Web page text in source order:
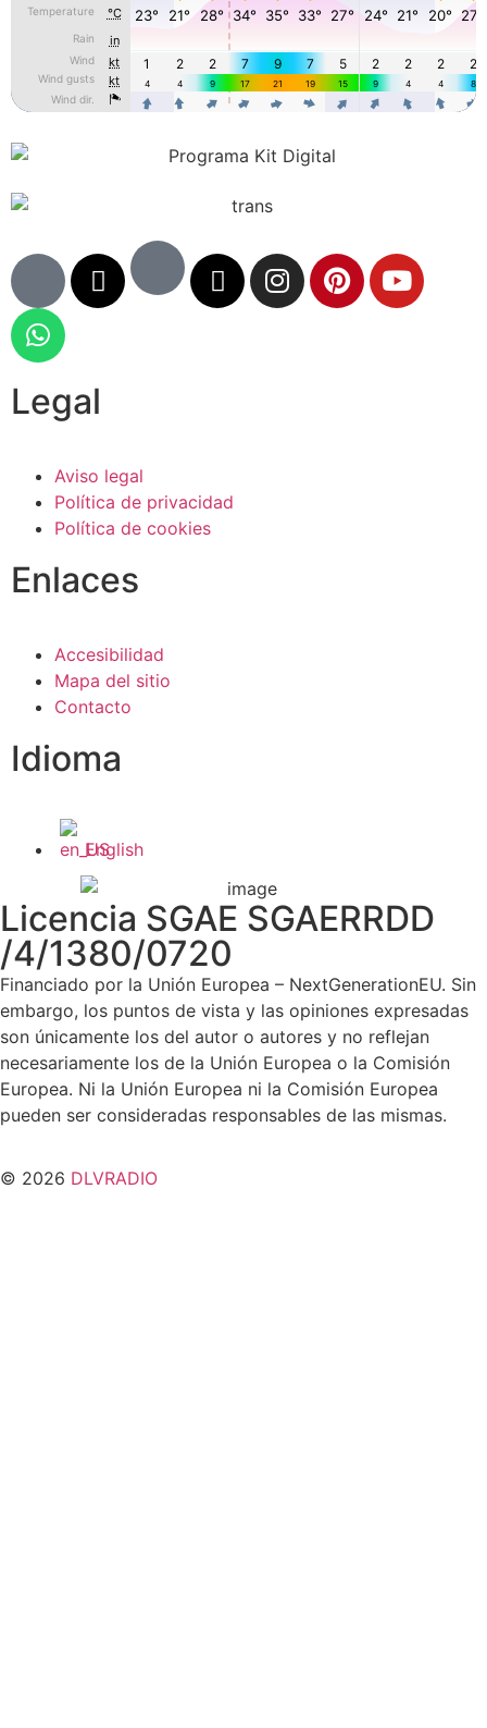
Legal
Aviso legal
Política de privacidad
Política de cookies
Enlaces
Accesibilidad
Mapa del sitio
Contacto
Idioma
English
Licencia SGAE SGAERRDD
/4/1380/0720
Financiado por la Unión Europea – NextGenerationEU. Sin
embargo, los puntos de vista y las opiniones expresadas
son únicamente los del autor o autores y no reflejan
necesariamente los de la Unión Europea o la Comisión
Europea. Ni la Unión Europea ni la Comisión Europea
pueden ser consideradas responsables de las mismas.
© 2026 DLVRADIO